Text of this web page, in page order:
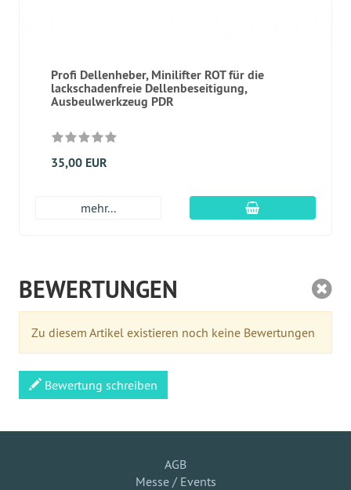
Profi Dellenheber, Minilifter ROT für die
lackschadenfreie Dellenbeseitigung,
Ausbeulwerkzeug PDR
35,00 EUR
mehr... In den
BEWERTUNGEN
Zu diesem Artikel existieren noch keine Bewertungen
Bewertung schreiben
AGB
Messe / Events